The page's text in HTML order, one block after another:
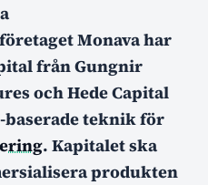
Monava har
från Gungnir
och Hede Capital
teknik för
. Kapitalet ska
produkten